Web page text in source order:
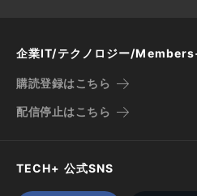
企業IT/テクノロジー/
購読登録はこちら
配信停止はこちら
TECH+ 公式SNS